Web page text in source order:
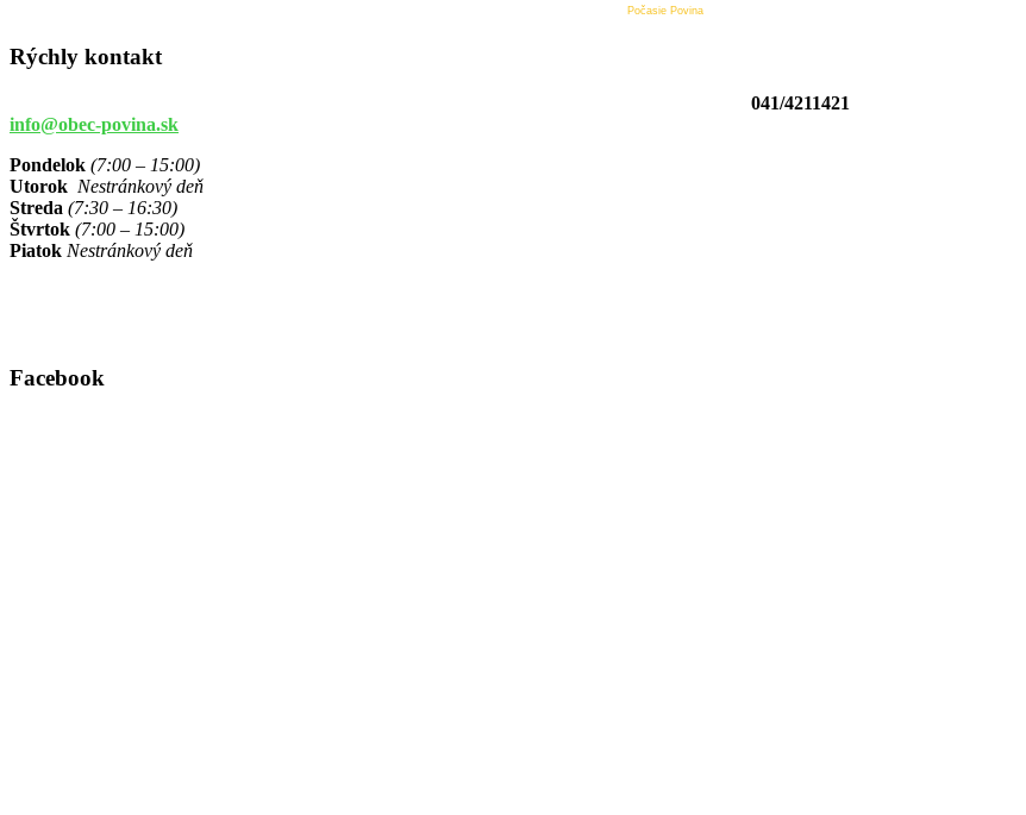
Počasie Povina
Rýchly kontakt
041/4211421
info@obec-povina.sk
Pondelok (7:00 – 15:00)
Utorok Nestránkový deň
Streda (7:30 – 16:30)
Štvrtok (7:00 – 15:00)
Piatok Nestránkový deň
Facebook